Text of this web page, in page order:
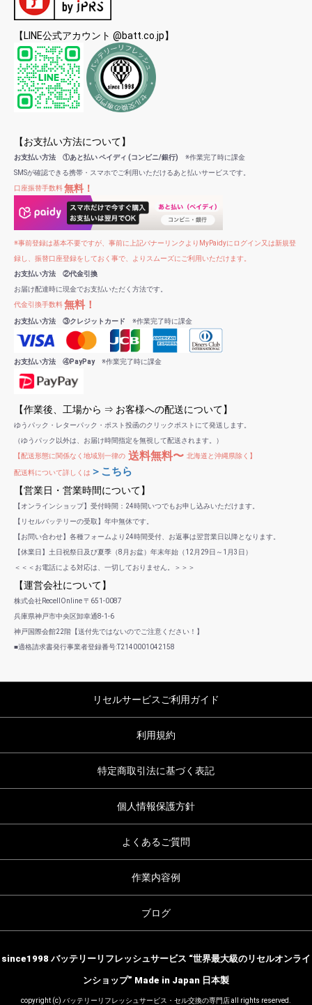
【LINE公式アカウント @batt.co.jp】
【お支払い方法について】
お支払い方法 ①あと払い ペイディ (コンビニ/銀行) ※作業完了時に課金
SMSが確認できる携帯・スマホでご利用いただけるあと払いサービスです。
口座振替手数料無料！
※事前登録は基本不要ですが、事前に上記バナーリンクよりMyPaidyにログイン又は新規登
録し、振替口座登録をしておく事で、よりスムーズにご利用いただけます。
お支払い方法 ②代金引換
お届け配達時に現金でお支払いただく方法です。
代金引換手数料無料！
お支払い方法 ③クレジットカード ※作業完了時に課金
お支払い方法 ④PayPay※作業完了時に課金
【作業後、工場から ⇒ お客様への配送について】
ゆうパック・レターパック・ポスト投函のクリックポストにて発送します。
（ゆうパック以外は、お届け時間指定を無視して配送されます。）
【配送形態に関係なく地域別一律の 送料無料〜 北海道と沖縄県除く】
配送料について詳しくは ＞こちら
【営業日・営業時間について】
【オンラインショップ】受付時間：24時間いつでもお申し込みいただけます。
【リセルバッテリーの受取】年中無休です。
【お問い合わせ】各種フォームより24時間受付、お返事は翌営業日以降となります。
【休業日】土日祝祭日及び夏季（8月お盆）年末年始（12月29日～1月3日）
＜＜＜お電話による対応は、一切しておりません。＞＞＞
【運営会社について】
株式会社RecellOnline 〒651-0087
兵庫県神戸市中央区卸幸通8-1-6
神戸国際会館22階【送付先ではないのでご注意ください！】
■適格請求書発行事業者登録番号:T2140001042158
リセルサービスご利用ガイド
利用規約
特定商取引法に基づく表記
個人情報保護方針
よくあるご質問
作業内容例
ブログ
since1998 バッテリーリフレッシュサービス “世界最大級のリセルオンライ
ンショップ” Made in Japan 日本製
copyright (c) バッテリーリフレッシュサービス・セル交換の専門店 all rights reserved.